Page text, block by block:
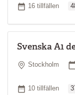
Antal tillfällen
16 tillfällen
Svenska A1
Plats
Stockholm
Antal tillfällen
10 tillfällen